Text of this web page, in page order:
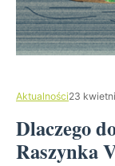
Aktualności23
Dlaczego
Raszynka